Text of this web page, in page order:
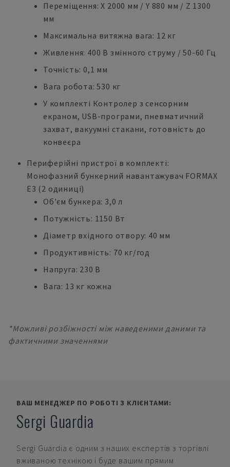
Переміщення: X 2000 мм / Y 880 мм / Z 1300
мм
Максимальна витяжна вага: 12 кг
Живлення: 400 В змінного струму / 50-60 Гц
Точність: 0,1 мм
Вага робота: 530 кг
У комплекті Контролер з сенсорним
екраном, USB-програми, пневматичний
захват, вакуумні стакани, готовність до
конвеєра
Периферійні пристрої в комплекті:
Монофазний бункерний навантажувач FORMAX
E3 (2 одиниці)
Об'єм бункера: 3,0 л
Потужність: 1150 Вт
Діаметр вхідного отвору: 40 мм
Продуктивність: 70 кг/год
Напруга: 230 В
Вага: 13 кг кожна
*Можливі розбіжності між наведеними даними та
фактичними значеннями
ВАШ МЕНЕДЖЕР ПО РОБОТІ З КЛІЄНТАМИ:
Sergi Guardia
Sergi Guardia є одним з наших експертів з торгівлі
вживаною технікою і буде вашим прямим